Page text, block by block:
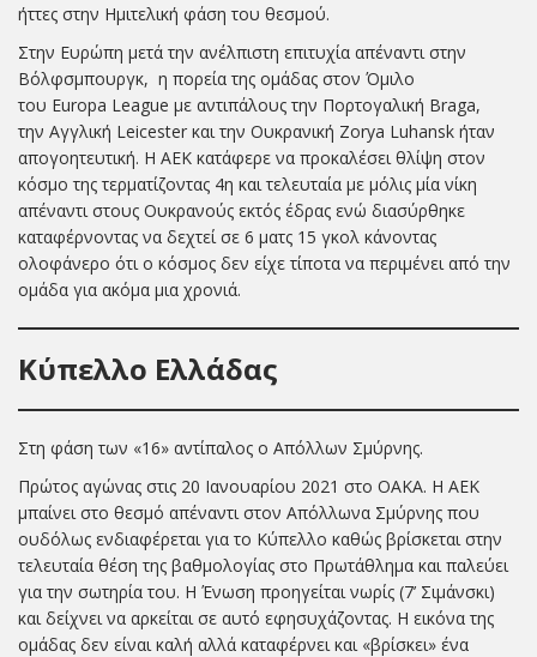
ήττες στην Ημιτελική φάση του θεσμού.
Στην Ευρώπη μετά την ανέλπιστη επιτυχία απέναντι στην
Βόλφσμπουργκ, η πορεία της ομάδας στον Όμιλο
του Europa League με αντιπάλους την Πορτογαλική Braga,
την Αγγλική Leicester και την Ουκρανική Zorya Luhansk ήταν
απογοητευτική. Η ΑΕΚ κατάφερε να προκαλέσει θλίψη στον
κόσμο της τερματίζοντας 4η και τελευταία με μόλις μία νίκη
απέναντι στους Ουκρανούς εκτός έδρας ενώ διασύρθηκε
καταφέρνοντας να δεχτεί σε 6 ματς 15 γκολ κάνοντας
ολοφάνερο ότι ο κόσμος δεν είχε τίποτα να περιμένει από την
ομάδα για ακόμα μια χρονιά.
Κύπελλο Ελλάδας
Στη φάση των «16» αντίπαλος ο Απόλλων Σμύρνης.
Πρώτος αγώνας στις 20 Ιανουαρίου 2021 στο ΟΑΚΑ. Η ΑΕΚ
μπαίνει στο θεσμό απέναντι στον Απόλλωνα Σμύρνης που
ουδόλως ενδιαφέρεται για το Κύπελλο καθώς βρίσκεται στην
τελευταία θέση της βαθμολογίας στο Πρωτάθλημα και παλεύει
για την σωτηρία του. Η Ένωση προηγείται νωρίς (7’ Σιμάνσκι)
και δείχνει να αρκείται σε αυτό εφησυχάζοντας. Η εικόνα της
ομάδας δεν είναι καλή αλλά καταφέρνει και «βρίσκει» ένα